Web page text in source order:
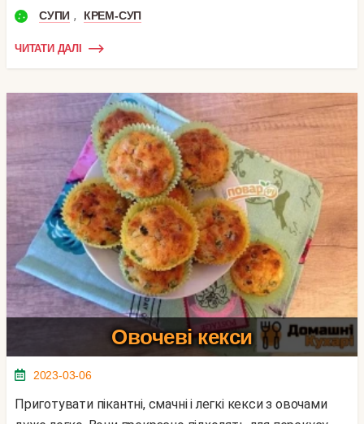
СУПИ , КРЕМ-СУП
ЧИТАТИ ДАЛІ
Овочеві кекси
2023-03-06
Приготувати пікантні, смачні і легкі кекси з овочами